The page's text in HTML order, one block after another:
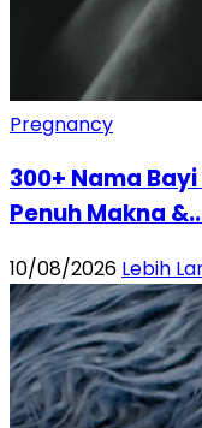
Pregnancy
300+ Nama
Penuh Makna
10/08/2026 Lebih